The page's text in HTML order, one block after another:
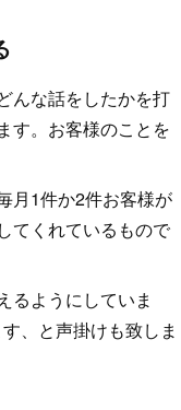
んな話をしたかを打
す。お客様のことを
月1件か2件お客様が
てくれているもので
るようにしていま
、と声掛けも致しま